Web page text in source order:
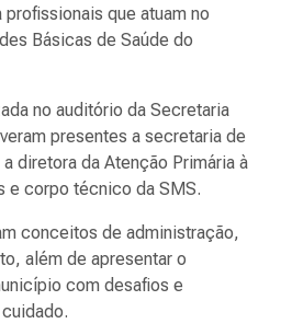
profissionais que atuam no
Básicas de Saúde do
no auditório da Secretaria
presentes a secretaria de
diretora da Atenção Primária à
e corpo técnico da SMS.
conceitos de administração,
além de apresentar o
com desafios e